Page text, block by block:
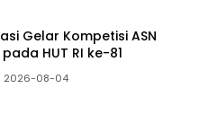
Gelar Kompetisi ASN
HUT RI ke-81
2026-08-04